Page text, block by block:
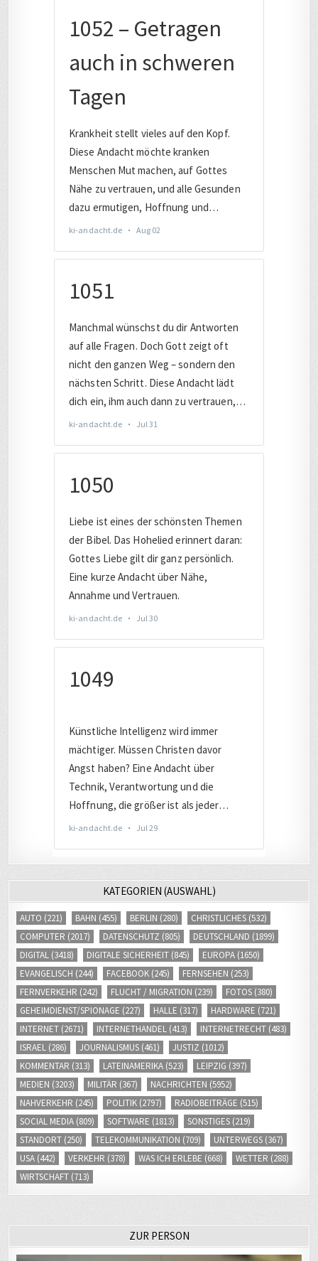
AUTO(221) BAHN(455) BERLIN(280) CHRISTLICHES(532)
COMPUTER
(2017) DATENSCHUTZ (805) DEUTSCHLAND(1899)
DIGITAL (3418) DIGITALE SICHERHEIT(845) EUROPA(1650)
EVANGELISCH (244) FACEBOOK(245) FERNSEHEN(253)
FERNVERKEHR(242) FLUCHT / MIGRATION(239) FOTOS
GEHEIMDIENST/SPIONAGE(227) HALLE (317) HARDWARE(721)
INTERNET(2671) INTERNETHANDEL(413) INTERNETRECHT(483)
ISRAEL(286) JOURNALISMUS(461) JUSTIZ
(1012)
KOMMENTAR
(313) LATEINAMERIKA (523) LEIPZIG
MEDIEN(3203) MILITÄR(367) NACHRICHTEN(5952)
NAHVERKEHR(245) POLITIK (2797) RADIOBEITRÄGE
SOCIAL MEDIA (809) SOFTWARE(1813) SONSTIGES(219)
STANDORT(250) TELEKOMMUNIKATION (709) UNTERWEGS
USA(442) VERKEHR(378) WAS ICH ERLEBE (668) WETTER(288)
WIRTSCHAFT(713)